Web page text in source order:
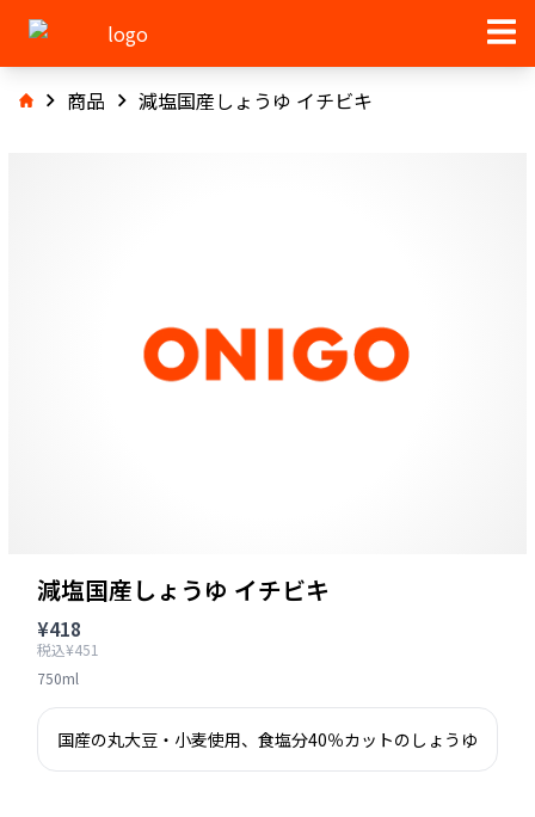
商品 減塩国産しょうゆ イチビキ
減塩国産しょうゆ イチビキ
¥418
税込¥451
750ml
国産の丸大豆・小麦使用、食塩分40％カットのしょうゆ